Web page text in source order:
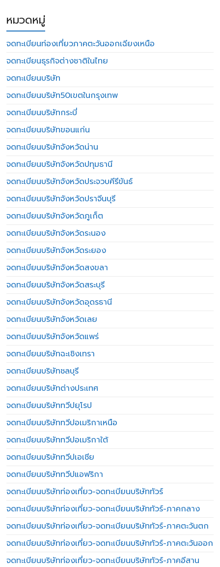
หมวดหมู่
จดทะเบียนท่องเที่ยวภาคตะวันออกเฉียงเหนือ
จดทะเบียนธุรกิจต่างชาติในไทย
จดทะเบียนบริษัท
จดทะเบียนบริษัท50เขตในกรุงเทพ
จดทะเบียนบริษัทกระบี่
จดทะเบียนบริษัทขอนแก่น
จดทะเบียนบริษัทจังหวัดน่าน
จดทะเบียนบริษัทจังหวัดปทุมธานี
จดทะเบียนบริษัทจังหวัดประจวบคีรีขันธ์
จดทะเบียนบริษัทจังหวัดปราจีนบุรี
จดทะเบียนบริษัทจังหวัดภูเก็ต
จดทะเบียนบริษัทจังหวัดระนอง
จดทะเบียนบริษัทจังหวัดระยอง
จดทะเบียนบริษัทจังหวัดสงขลา
จดทะเบียนบริษัทจังหวัดสระบุรี
จดทะเบียนบริษัทจังหวัดอุดรธานี
จดทะเบียนบริษัทจังหวัดเลย
จดทะเบียนบริษัทจังหวัดแพร่
จดทะเบียนบริษัทฉะเชิงเทรา
จดทะเบียนบริษัทชลบุรี
จดทะเบียนบริษัทต่างประเทศ
จดทะเบียนบริษัททวีปยุโรป
จดทะเบียนบริษัททวีปอเมริกาเหนือ
จดทะเบียนบริษัททวีปอเมริกาใต้
จดทะเบียนบริษัททวีปเอเชีย
จดทะเบียนบริษัททวีปแอฟริกา
จดทะเบียนบริษัทท่องเที่ยว-จดทะเบียนบริษัททัวร์
จดทะเบียนบริษัทท่องเที่ยว-จดทะเบียนบริษัททัวร์-ภาคกลาง
จดทะเบียนบริษัทท่องเที่ยว-จดทะเบียนบริษัททัวร์-ภาคตะวันตก
จดทะเบียนบริษัทท่องเที่ยว-จดทะเบียนบริษัททัวร์-ภาคตะวันออก
จดทะเบียนบริษัทท่องเที่ยว-จดทะเบียนบริษัททัวร์-ภาคอีสาน